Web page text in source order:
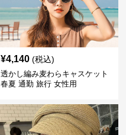
¥4,140 (税込)
透かし編み麦わらキャスケット
春夏 通勤 旅行 女性用